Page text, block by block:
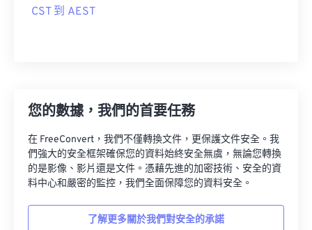
CST 到 AEST
您的數據，我們的首要任務
在 FreeConvert，我們不僅轉換文件，更保護文件安全。我
們強大的安全框架確保您的資料始終安全無虞，無論您轉換
的是影像、影片還是文件。憑藉先進的加密技術、安全的資
料中心和嚴密的監控，我們全面保障您的資料安全。
了解更多關於我們對安全的承諾